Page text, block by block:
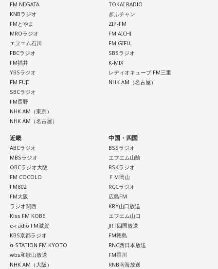
FM NIIGATA
KNBラジオ
FMとやま
MROラジオ
エフエム石川
FBCラジオ
FM福井
YBSラジオ
FM FUJI
SBCラジオ
FM長野
NHK AM（東京）
NHK AM（名古屋）
TOKAI RADIO
ぎふチャン
ZIP-FM
FM AICHI
FM GIFU
SBSラジオ
K-MIX
レディオキューブ FM三重
NHK AM（名古屋）
近畿
ABCラジオ
MBSラジオ
OBCラジオ大阪
FM COCOLO
FM802
FM大阪
ラジオ関西
Kiss FM KOBE
e-radio FM滋賀
KBS京都ラジオ
α-STATION FM KYOTO
wbs和歌山放送
NHK AM（大阪）
中国・四国
BSSラジオ
エフエム山陰
RSKラジオ
ＦＭ岡山
RCCラジオ
広島FM
KRY山口放送
エフエム山口
JRT四国放送
FM徳島
RNC西日本放送
FM香川
RNB南海放送